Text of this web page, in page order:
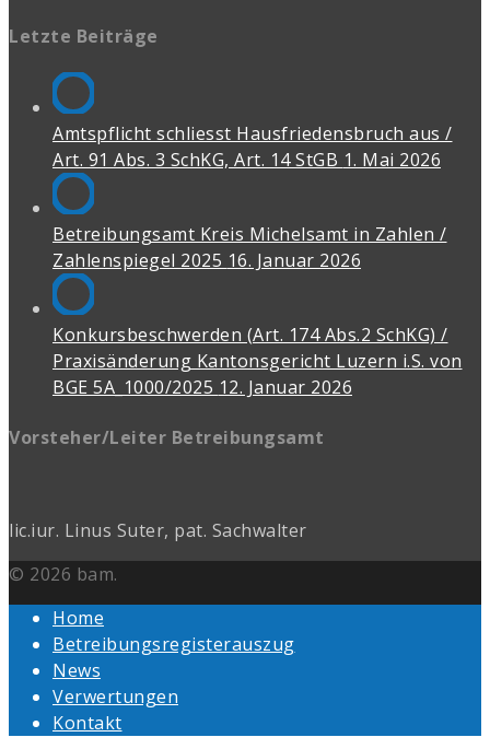
Letzte Beiträge
Amtspflicht schliesst Hausfriedensbruch aus /
Art. 91 Abs. 3 SchKG, Art. 14 StGB 1. Mai 2026
Betreibungsamt Kreis Michelsamt in Zahlen /
Zahlenspiegel 2025 16. Januar 2026
Konkursbeschwerden (Art. 174 Abs.2 SchKG) /
Praxisänderung Kantonsgericht Luzern i.S. von
BGE 5A_1000/2025 12. Januar 2026
Vorsteher/Leiter Betreibungsamt
lic.iur. Linus Suter, pat. Sachwalter
© 2026 bam.
Home
Betreibungsregisterauszug
News
Verwertungen
Kontakt